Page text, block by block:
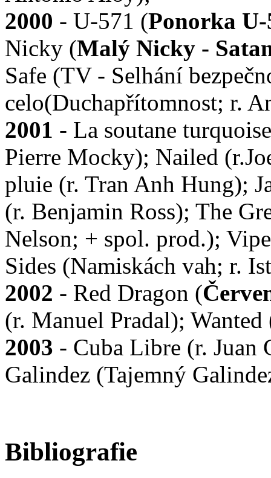
2000 - U-571 (Ponorka U-
Nicky (Malý Nicky -
Safe (TV - Selhání
celo(Duchapřítomnost; r.
2001 - La soutane
Pierre Mocky); Nailed
pluie (r. Tran Anh Hung);
(r. Benjamin Ross); The
Nelson; + spol. prod.);
Sides (Namiskách vah; r.
2002 - Red Dragon (
(r. Manuel Pradal);
2003 - Cuba Libre (r. Juan
Galindez (Tajemný
Bibliografie